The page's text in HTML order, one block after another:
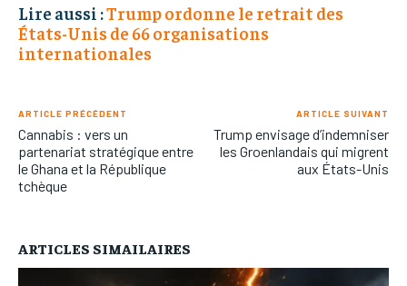
Lire aussi :Trump ordonne le retrait des
États-Unis de 66 organisations
internationales
ARTICLE PRÉCÉDENT
Cannabis : vers un
partenariat stratégique entre
le Ghana et la République
tchèque
ARTICLE SUIVANT
Trump envisage d’indemniser
les Groenlandais qui migrent
aux États-Unis
ARTICLES SIMAILAIRES